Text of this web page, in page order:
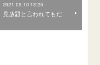
2021.09.10 13:25
見放題と言われてもだ